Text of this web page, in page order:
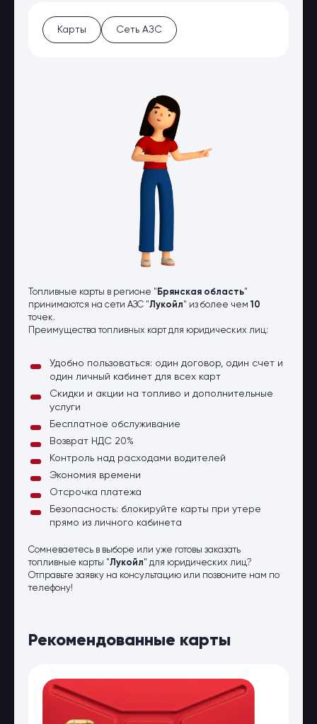
Карты Сеть АЗС
Топливные карты в регионе " Брянская область"
принимаются на сети АЗС "Лукойл" из более чем 10
точек.
Преимущества топливных карт для юридических лиц:
Удобно пользоваться: один договор, один счет и
один личный кабинет для всех карт
Скидки и акции на топливо и дополнительные
услуги
Бесплатное обслуживание
Возврат НДС 20%
Контроль над расходами водителей
Экономия времени
Отсрочка платежа
Безопасность: блокируйте карты при утере
прямо из личного кабинета
Сомневаетесь в выборе или уже готовы заказать
топливные карты "Лукойл" для юридических лиц?
Отправьте заявку на консультацию или позвоните нам по
телефону!
Рекомендованные карты
Топливо и автомасла по оптовым
ценам
Страховые компании
Электронные перевозочные